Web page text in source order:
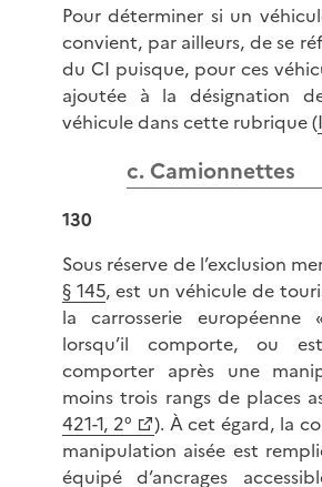
Pour déterminer si un
convient, par ailleurs, de se
du CI puisque, pour ces
ajoutée à la désignation
véhicule dans cette rubrique (
c. Camionnettes
130
Sous réserve de l’exclusion
§ 145, est un véhicule de
la carrosserie européenne
lorsqu’il comporte, ou
comporter après une
moins trois rangs de places
421-1, 2°
). À cet égard, la
manipulation aisée est
équipé d’ancrages